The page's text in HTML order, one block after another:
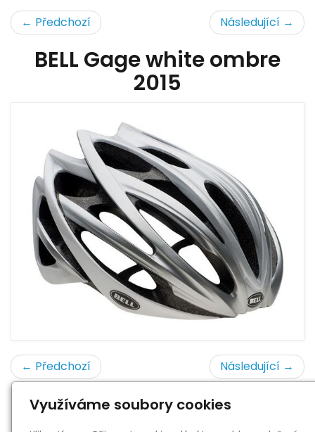
← Předchozí Následující →
BELL Gage white ombre
2015
← Předchozí Následující →
Využíváme soubory cookies